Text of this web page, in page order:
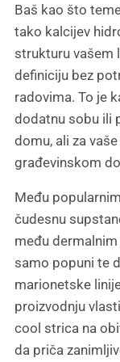
Baš kao što
tako kalcijev
strukturu vašem
definiciju bez
radovima. To je
dodatnu sobu ili
domu, ali za
građevinskom
Među
čudesnu
među
samo popuni te
marionetske
proizvodnju
cool strica na
da priča